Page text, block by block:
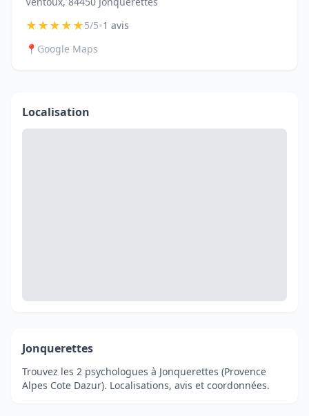
★★★★★5/5•1 avis
📍 Google Maps
Localisation
Jonquerettes
Trouvez les 2 psychologues à Jonquerettes (Provence
Alpes Cote Dazur). Localisations, avis et coordonnées.